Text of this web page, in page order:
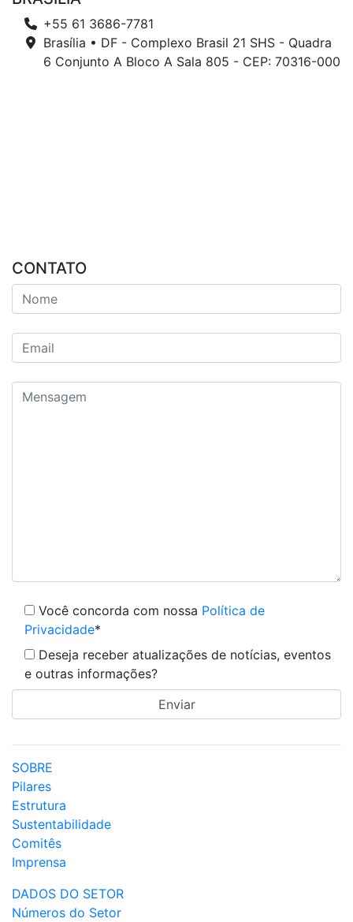
+55 61 3686-7781
Brasília • DF - Complexo Brasil 21 SHS - Quadra
6 Conjunto A Bloco A Sala 805 - CEP: 70316-000
CONTATO
Você concorda com nossa Política de
Privacidade*
Deseja receber atualizações de notícias, eventos
e outras informações?
SOBRE
Pilares
Estrutura
Sustentabilidade
Comitês
Imprensa
DADOS DO SETOR
Números do Setor